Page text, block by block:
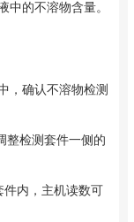
中的不溶物含量。
，确认不溶物检测
整检测套件一侧的
件内，主机读数可